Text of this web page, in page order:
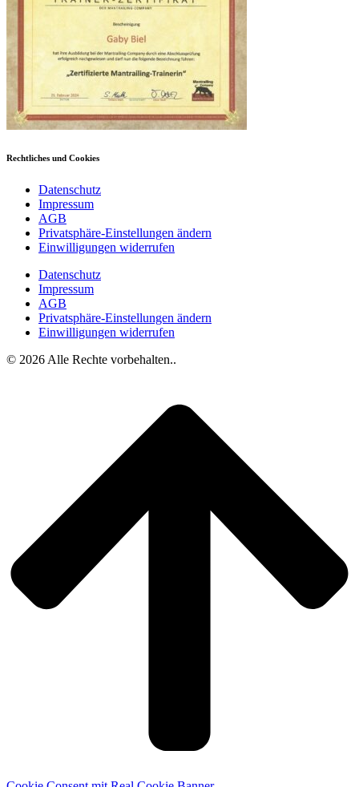
Rechtliches und Cookies
Datenschutz
Impressum
AGB
Privatsphäre-Einstellungen ändern
Einwilligungen widerrufen
Datenschutz
Impressum
AGB
Privatsphäre-Einstellungen ändern
Einwilligungen widerrufen
© 2026 Alle Rechte vorbehalten..